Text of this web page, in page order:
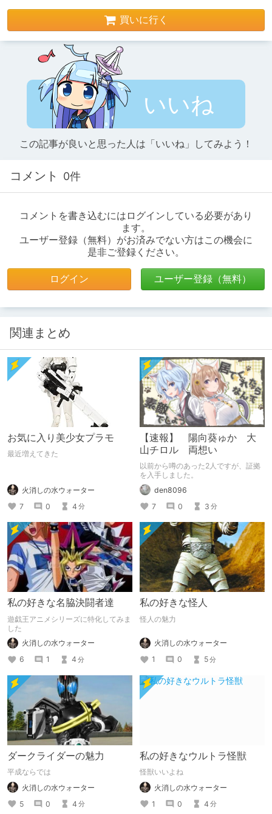
買いに行く
いいね
この記事が良いと思った人は「いいね」してみよう！
コメント 0件
コメントを書き込むにはログインしている必要があり
ます。
ユーザー登録（無料）がお済みでない方はこの機会に
是非ご登録ください。
ログイン ユーザー登録（無料）
関連まとめ
お気に入り美少女プラモ
最近増えてきた
火消しの水ウォーター
7
0 4 分
【速報】 陽向葵ゅか 大
山チロル 両想い
以前から噂のあった2人ですが、証拠
を入手しました。
den8096
7
0 3 分
私の好きな名脇決闘者達
遊戯王アニメシリーズに特化してみま
した
火消しの水ウォーター
6
1 4 分
私の好きな怪人
怪人の魅力
火消しの水ウォーター
1
0 5分
ダークライダーの魅力
平成ならでは
火消しの水ウォーター
5
0 4 分
私の好きなウルトラ怪獣
怪獣いいよね
火消しの水ウォーター
1
0 4 分